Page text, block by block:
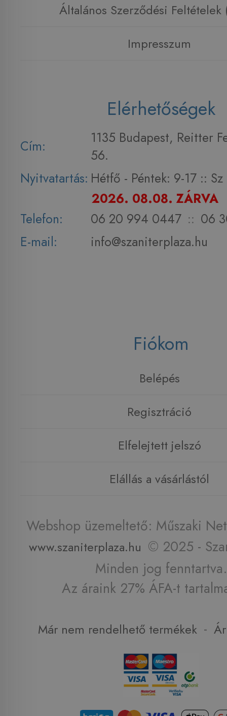
Általános Szerződési Feltételek
Impresszum
Elérhetőségek
Cím:
1135 Budapest, Reitter
56.
Nyitvatartás: Hétfő - Péntek: 9-17 :: Sz
2026. 08.08. ZÁRVA
Telefon:
06 20 994 0447 :: 06
E-mail:
info@szaniterplaza.hu
Fiókom
Belépés
Regisztráció
Elfelejtett jelszó
Elállás a vásárlástól
Webshop üzemeltető: Műszaki
www.szaniterplaza.hu © 2025 -
Minden jog fenntartva.
Az áraink 27% ÁFA-t
Már nem rendelhető termékek -